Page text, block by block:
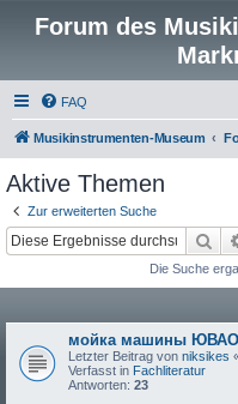
Forum des
FAQ
Musikinstrumenten-Museum
Aktive Themen
Zur erweiterten Suche
Die Suche
мойка машины ЮВАО
Letzter Beitrag von niksikes
Verfasst in Fachliteratur
Antworten: 23